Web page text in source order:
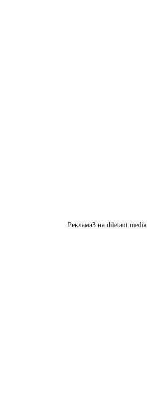
Реклама3 на diletant.media